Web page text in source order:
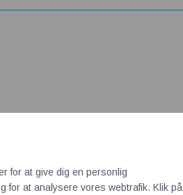
for at give dig en personlig
for at analysere vores webtrafik. Klik på